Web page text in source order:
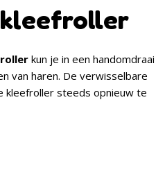
kun je in een handomdraai
van haren. De verwisselbare
kleefroller steeds opnieuw te